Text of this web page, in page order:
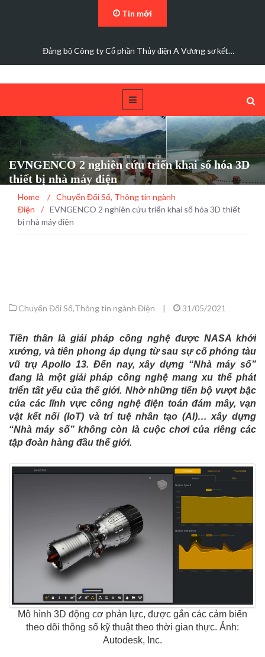
Tin mới
Đảng bộ Công ty Cổ phần Thủy điện A Vương sơ kết…
EVNGENCO 2 nghiên cứu triển khai số hóa 3D
thiết bị nhà máy điện
Home / Chuyển Đổi Số, Thông tin ngành
Điện
/ EVNGENCO 2 nghiên cứu triển khai số hóa 3D thiết
bị nhà máy điện
Chuyển Đổi Số,Thông tin ngành Điện | 31/05/2021
Tiền thân là giải pháp công nghệ được NASA khởi
xướng, và tiên phong áp dụng từ sau sự cố phóng tàu
vũ trụ Apollo 13. Đến nay, xây dựng “Nhà máy số”
đang là một giải pháp công nghệ mang xu thế phát
triển tất yếu của thế giới. Nhờ những tiến bộ vượt bậc
của các lĩnh vực công nghệ điện toán đám mây, vạn
vật kết nối (IoT) và trí tuệ nhân tạo (AI)… xây dựng
“Nhà máy số” không còn là cuộc chơi của riêng các
tập đoàn hàng đầu thế giới.
Mô hình 3D động cơ phản lực, được gắn các cảm biến
theo dõi thông số kỹ thuật theo thời gian thực. Ảnh:
Autodesk, Inc.